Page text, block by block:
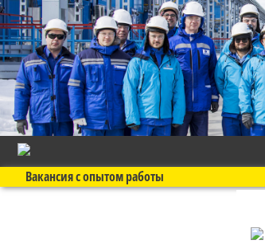
Вакансия с опытом работы